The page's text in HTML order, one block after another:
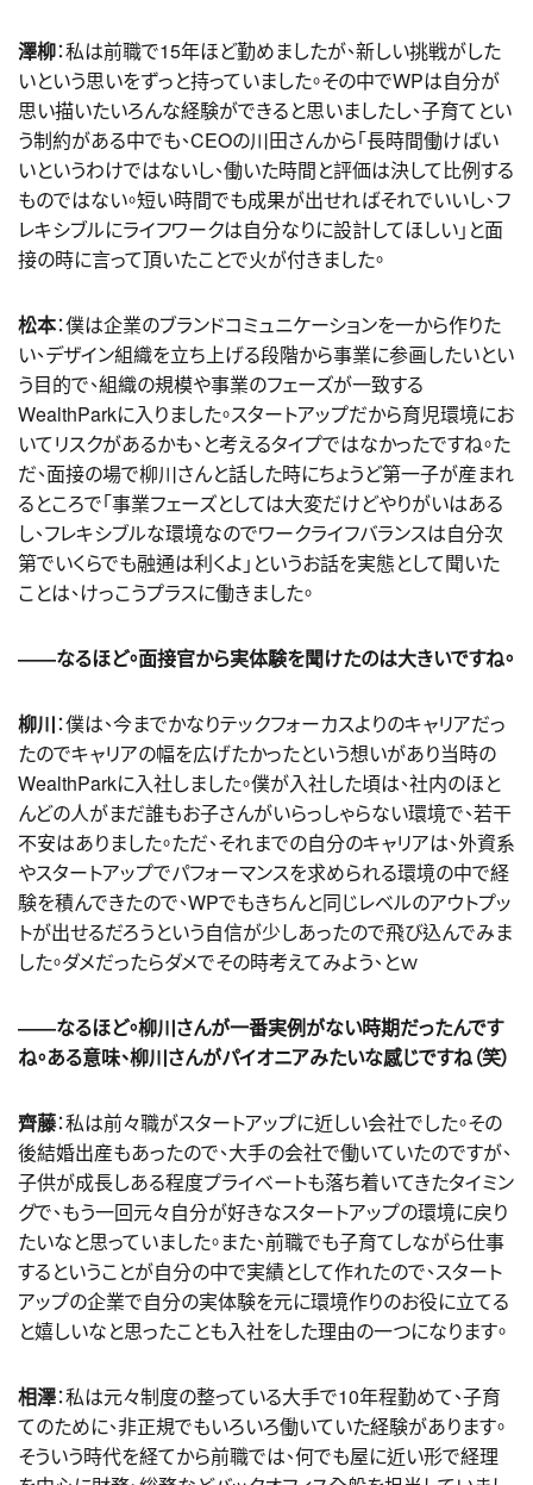
澤柳：私は前職で15年ほど勤めましたが、新しい挑戦がした
いという思いをずっと持っていました。その中でWPは自分が
思い描いたいろんな経験ができると思いましたし、子育てとい
う制約がある中でも、CEOの川田さんから「長時間働けばい
いというわけではないし、働いた時間と評価は決して比例する
ものではない。短い時間でも成果が出せればそれでいいし、フ
レキシブルにライフワークは自分なりに設計してほしい」と面
接の時に言って頂いたことで火が付きました。
松本：僕は企業のブランドコミュニケーションを一から作りた
い、デザイン組織を立ち上げる段階から事業に参画したいとい
う目的で、組織の規模や事業のフェーズが一致する
WealthParkに入りました。スタートアップだから育児環境にお
いてリスクがあるかも、と考えるタイプではなかったですね。た
だ、面接の場で柳川さんと話した時にちょうど第一子が産まれ
るところで「事業フェーズとしては大変だけどやりがいはある
し、フレキシブルな環境なのでワークライフバランスは自分次
第でいくらでも融通は利くよ」というお話を実態として聞いた
ことは、けっこうプラスに働きました。
――なるほど。面接官から実体験を聞けたのは大きいですね。
柳川：僕は、今までかなりテックフォーカスよりのキャリアだっ
たのでキャリアの幅を広げたかったという想いがあり当時の
WealthParkに入社しました。僕が入社した頃は、社内のほと
んどの人がまだ誰もお子さんがいらっしゃらない環境で、若干
不安はありました。ただ、それまでの自分のキャリアは、外資系
やスタートアップでパフォーマンスを求められる環境の中で経
験を積んできたので、WPでもきちんと同じレベルのアウトプッ
トが出せるだろうという自信が少しあったので飛び込んでみま
した。ダメだったらダメでその時考えてみよう、とｗ
――なるほど。柳川さんが一番実例がない時期だったんです
ね。ある意味、柳川さんがパイオニアみたいな感じですね（笑）
齊藤：私は前々職がスタートアップに近しい会社でした。その
後結婚出産もあったので、大手の会社で働いていたのですが、
子供が成長しある程度プライベートも落ち着いてきたタイミン
グで、もう一回元々自分が好きなスタートアップの環境に戻り
たいなと思っていました。また、前職でも子育てしながら仕事
するということが自分の中で実績として作れたので、スタート
アップの企業で自分の実体験を元に環境作りのお役に立てる
と嬉しいなと思ったことも入社をした理由の一つになります。
相澤：私は元々制度の整っている大手で10年程勤めて、子育
てのために、非正規でもいろいろ働いていた経験があります。
そういう時代を経てから前職では、何でも屋に近い形で経理